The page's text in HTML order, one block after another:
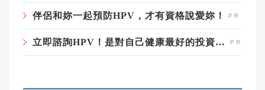
伴侶和妳一起預防HPV，才有資格說愛妳！
立即諮詢HPV！是對自己健康最好的投資，把握現在不嫌晚！